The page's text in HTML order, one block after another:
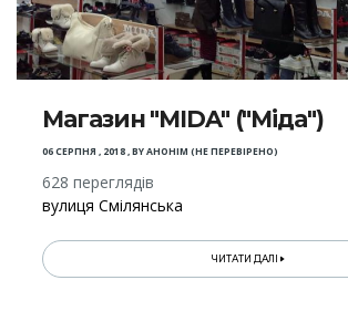
Магазин "MIDA" ("Міда")
06 СЕРПНЯ , 2018,BYАНОНІМ (НЕ ПЕРЕВІРЕНО)
628 переглядів
вулиця Смілянська
ЧИТАТИ ДАЛІ